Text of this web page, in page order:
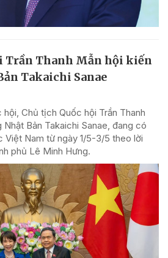
Trần Thanh Mẫn hội kiến
Takaichi Sanae
Chủ tịch Quốc hội Trần Thanh
Bản Takaichi Sanae, đang có
Việt Nam từ ngày 1/5-3/5 theo lời
phủ Lê Minh Hưng.